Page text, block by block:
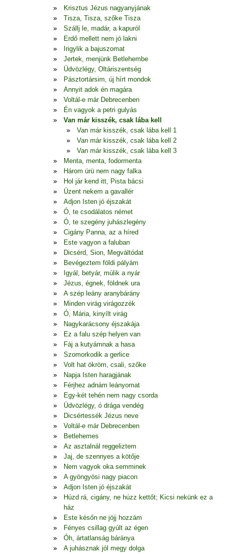
Krisztus Jézus nagyanyjának
Tisza, Tisza, szőke Tisza
Szállj le, madár, a kapuról
Erdő mellett nem jó lakni
Irigylik a bajuszomat
Jertek, menjünk Betlehembe
Üdvözlégy, Oltáriszentség
Pásztortársim, új hírt mondok
Annyit adok én magára
Voltál-e már Debrecenben
Én vagyok a petri gulyás
Van már kisszék, csak lába kell
Van már kisszék, csak lába kell 1
Van már kisszék, csak lába kell 2
Van már kisszék, csak lába kell 3
Menta, menta, fodormenta
Három ürü nem nagy falka
Hol jár kend itt, Pista bácsi
Üzent nekem a gavallér
Adjon Isten jó éjszakát
Ó, te csodálatos német
Ó, te szegény juhászlegény
Cigány Panna, az a híred
Este vagyon a faluban
Dicsérd, Sion, Megváltódat
Bevégeztem földi pályám
Igyál, betyár, múlik a nyár
Jézus, égnek, földnek ura
A szép leány aranybárány
Minden virág virágozzék
Ó, Mária, kinyílt virág
Nagykarácsony éjszakája
Ez a falu szép helyen van
Fáj a kutyámnak a hasa
Szomorkodik a gerlice
Volt hat ökröm, csali, szőke
Napja Isten haragjának
Férjhez adnám leányomat
Egy-két tehén nem nagy csorda
Üdvözlégy, ó drága vendég
Dicsértessék Jézus neve
Voltál-e már Debrecenben
Betlehemes
Az asztalnál reggeliztem
Jaj, de szennyes a kötője
Nem vagyok oka semminek
A gyöngyösi nagy piacon
Adjon Isten jó éjszakát
Húzd rá, cigány, ne húzz kettőt; Kicsi nekünk ez a
ház
Este későn ne jöjj hozzám
Fényes csillag gyúlt az égen
Óh, ártatlanság báránya
A juhásznak jól megy dolga